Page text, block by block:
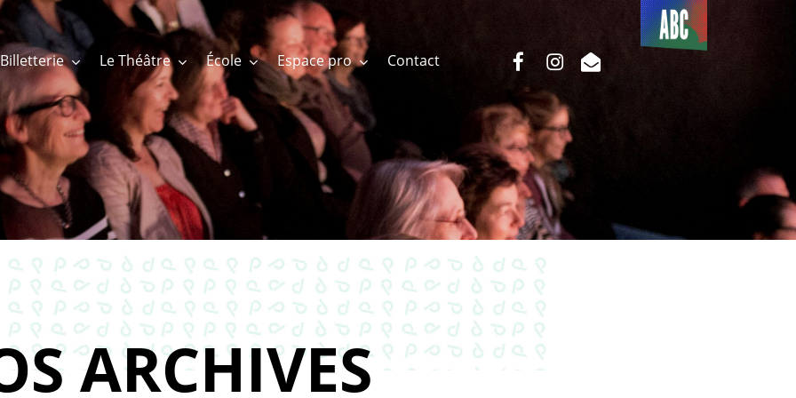
Billetterie Le Théâtre École Espace pro Contact
Du côté
de l’ABC
facebookinstagram
email
ARCHIVES